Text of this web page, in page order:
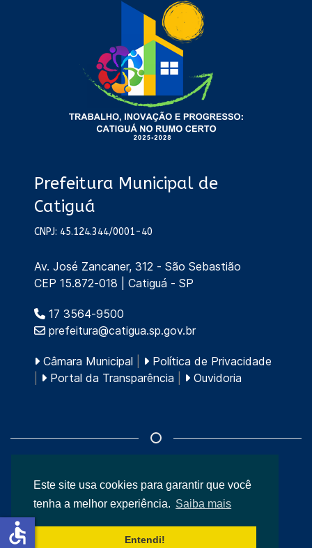
Este site usa cookies para garantir que você
tenha a melhor experiência. Saiba mais
Entendi!
Prefeitura Municipal de
Catiguá
CNPJ: 45.124.344/0001-40
Av. José Zancaner, 312 - São Sebastião
CEP 15.872-018 | Catiguá - SP
17 3564-9500
prefeitura@catigua.sp.gov.br
Câmara Municipal
Política de Privacidade
Portal da Transparência Ouvidoria
© 2026 Prefeitura Municipal de Catiguá.
accessible